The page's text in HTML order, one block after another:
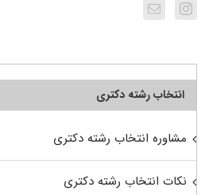
انتخاب رشته دکتری
مشاوره انتخاب رشته دکتری
نکات انتخاب رشته دکتری